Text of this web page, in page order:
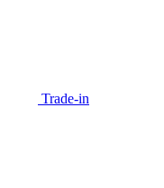
Trade-in